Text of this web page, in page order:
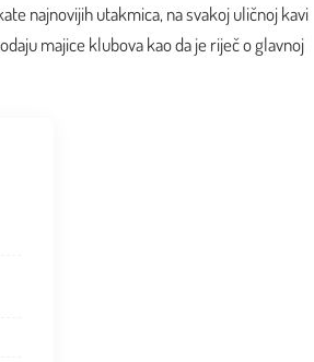
najnovijih utakmica, na svakoj uličnoj kavi
majice klubova kao da je riječ o glavnoj